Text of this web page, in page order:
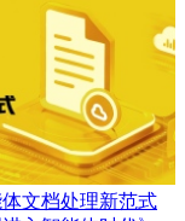
文档处理新范式